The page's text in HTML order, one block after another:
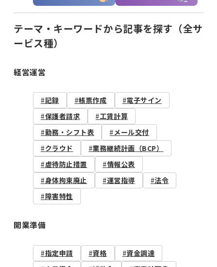
開業の流れ 処遇改善加算 法改正
個別支援計画 モニタリング
テーマ・キーワードから記事を探す（全サ
ービス種）
経営運営
記録 帳票作成
電子サイン
保護者請求
工賃計算
勤務・シフト表
メール交付
クラウド
業務継続計画（BCP）
虐待防止措置
情報公表
身体拘束廃止
運営指導
法令
障害特性
開業準備
指定申請 資格
資金調達